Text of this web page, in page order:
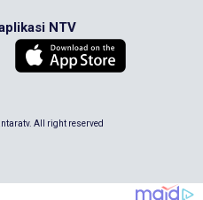
NTV
All right reserved